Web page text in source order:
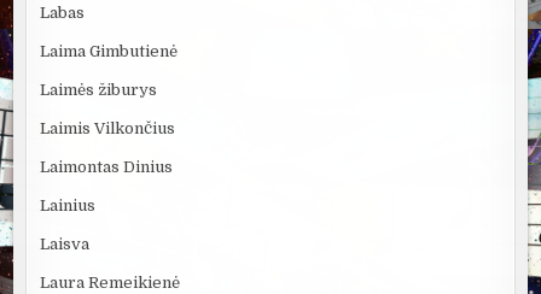
Labas
Laima Gimbutienė
Laimės žiburys
Laimis Vilkončius
Laimontas Dinius
Lainius
Laisva
Laura Remeikienė